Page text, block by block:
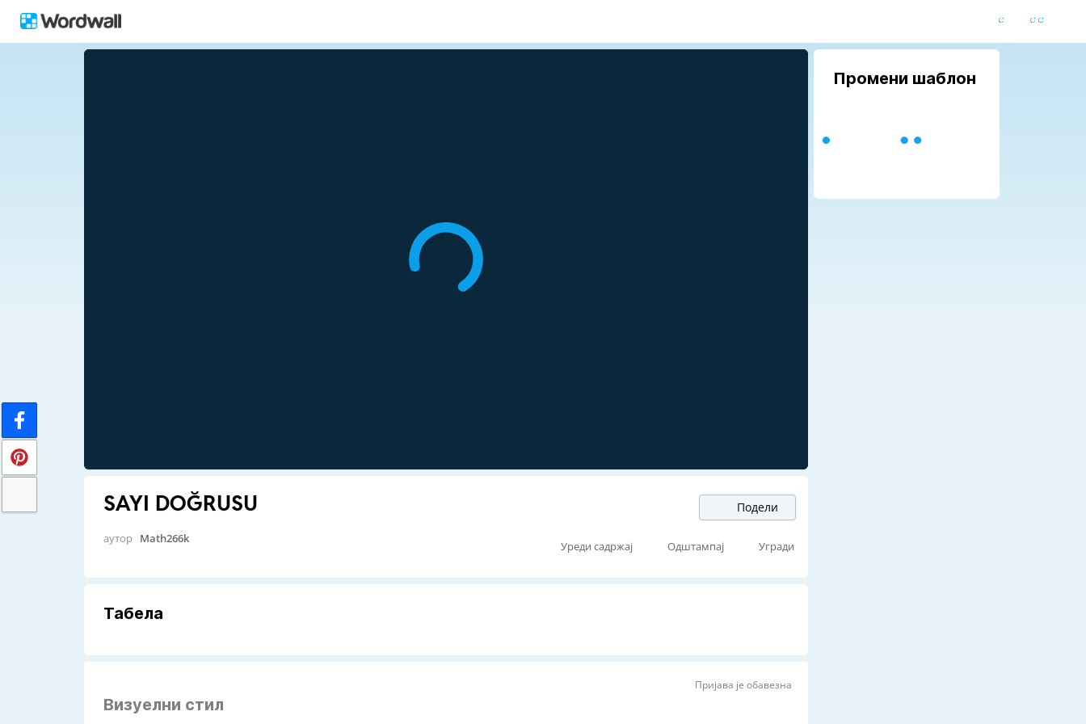
SAYI DOĞRUSU Подели
аутор Math266k
Уреди садржај Одштампај Угради
Табела
Пријава је обавезна
Визуелни стил
Промени шаблон